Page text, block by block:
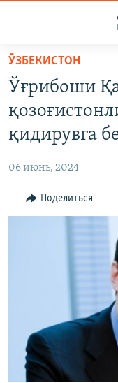
Вернуться
основному
содержанию
главной
Вернутся
О ПРОЕКТЕ
ПОДПИСКА
НАСТОЯЩЕЕ ВРЕМЯ
МИГРАНТ МЕДИА
ӮЗБЕКИСТОН
Ўғрибоши
қидирувга
06 июнь, 2024
Поделиться